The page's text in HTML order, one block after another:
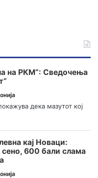
на РКМ“: Сведочења
дека мазутот кој
кај Новаци:
600 бали слама